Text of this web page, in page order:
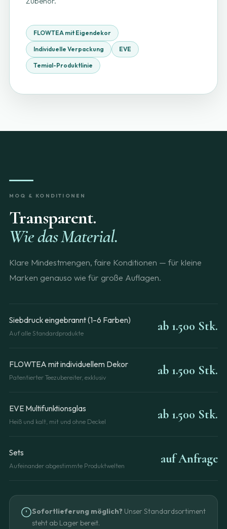
FLOWTEA mit Eigendekor
Individuelle Verpackung EVE
Temial-Produktlinie
MOQ & KONDITIONEN
Transparent.
Wie das Material.
Klare Mindestmengen, faire Konditionen — für kleine
Marken genauso wie für große Auflagen.
Siebdruck eingebrannt (1–6 Farben)
Auf alle Standardprodukte ab 1.500 Stk.
FLOWTEA mit individuellem Dekor
Patentierter Teezubereiter, exklusiv ab 1.500 Stk.
EVE Multifunktionsglas
Heiß und kalt, mit und ohne Deckel ab 1.500 Stk.
Sets
Aufeinander abgestimmte Produktwelten auf Anfrage
Sofortlieferung möglich? Unser Standardsortiment
steht ab Lager bereit.